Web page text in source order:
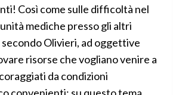
Così come sulle difficoltà nel
mediche presso gli altri
Olivieri, ad oggettive
risorse che vogliano venire a
da condizioni